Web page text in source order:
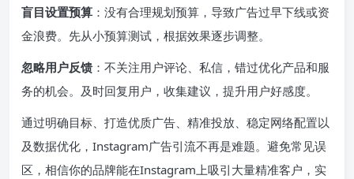
盲目设置预算 ：没有合理规划预算，导致广告过早下线或资
金浪费。先从小预算测试，根据效果逐步调整。
忽略用户反馈 ：不关注用户评论、私信，错过优化产品和服
务的机会。及时回复用户，收集建议，提升用户好感度。
通过明确目标、打造优质广告、精准投放、稳定网络配置以
及数据优化，Instagram广告引流不再是难题。避免常见误
区，相信你的品牌能在Instagram上吸引大量精准客户，实